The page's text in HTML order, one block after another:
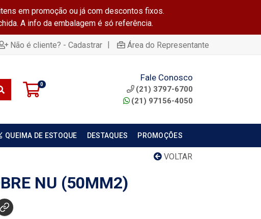
em promoção ou já com descontos fixos.
A info da embalagem é só referência.
Não é cliente? - Cadastrar | Área do Representante
0
Fale Conosco
(21) 3797-6700
(21) 97156-4050
QUEIMA DE ESTOQUE DESTAQUES PROMOÇÕES
VOLTAR
NU (50MM2)